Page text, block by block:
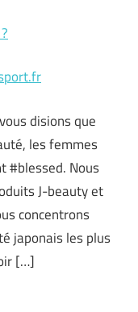
disions que
les femmes
#blessed. Nous
J-beauty et
concentrons
japonais les plus
[…]